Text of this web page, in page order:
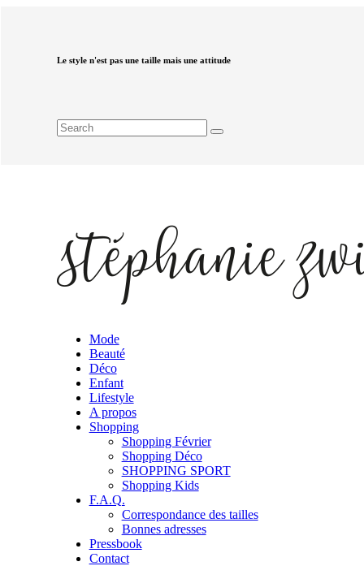
Le style n'est pas une taille mais une attitude
Mode
Beauté
Déco
Enfant
Lifestyle
A propos
Shopping
Shopping Février
Shopping Déco
SHOPPING SPORT
Shopping Kids
F.A.Q.
Correspondance des tailles
Bonnes adresses
Pressbook
Contact